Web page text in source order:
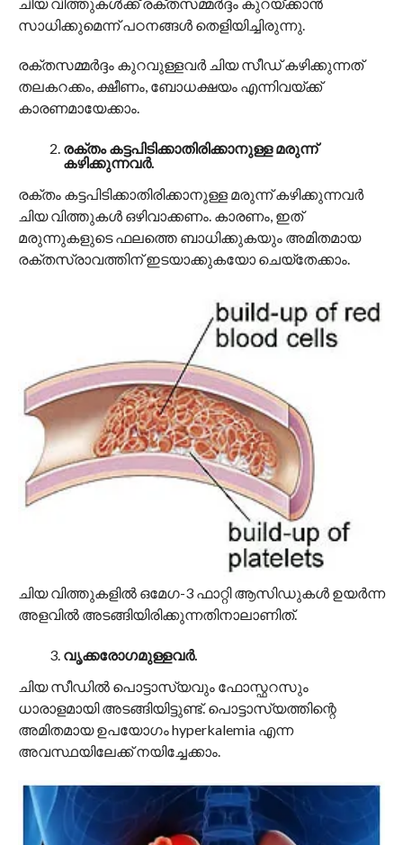
സാധിക്കുമെന്ന് പഠനങ്ങൾ തെളിയിച്ചിരുന്നു.
രക്തസമ്മർദ്ദം കുറവുള്ളവർ ചിയ സീ‍ഡ് കഴിക്കുന്നത്
തലകറക്കം, ക്ഷീണം, ബോധക്ഷയം എന്നിവയ്ക്ക്
കാരണമായേക്കാം.
രക്തം കട്ടപിടിക്കാതിരിക്കാനുള്ള മരുന്ന്
കഴിക്കുന്നവർ.
രക്തം കട്ടപിടിക്കാതിരിക്കാനുള്ള മരുന്ന് കഴിക്കുന്നവർ
ചിയ വിത്തുകൾ ഒഴിവാക്കണം. കാരണം, ഇത്
മരുന്നുകളുടെ ഫലത്തെ ബാധിക്കുകയും അമിതമായ
രക്തസ്രാവത്തിന് ഇടയാക്കുകയോ ചെയ്തേക്കാം.
ചിയ വിത്തുകളിൽ ഒമേഗ-3 ഫാറ്റി ആസിഡുകൾ ഉയർന്ന
അളവിൽ അടങ്ങിയിരിക്കുന്നതിനാലാണിത്.
വൃക്കരോ​ഗമുള്ളവർ.
ചിയ സീഡിൽ പൊട്ടാസ്യവും ഫോസ്ഫറസും
ധാരാളമായി അടങ്ങിയിട്ടുണ്ട്. പൊട്ടാസ്യത്തിന്റെ
അമിതമായ ഉപയോഗം hyperkalemia എന്ന
അവസ്ഥയിലേക്ക് നയിച്ചേക്കാം.